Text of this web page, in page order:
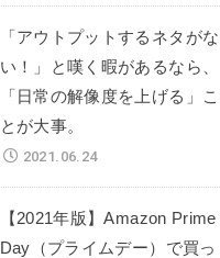
「アウトプットするネタがな
い！」と嘆く暇があるなら、
「日常の解像度を上げる」こ
とが大事。
2021.06.24
【2021年版】Amazon Prime
Day（プライムデー）で買っ